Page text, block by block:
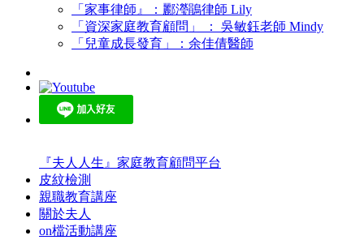
「家事律師』：酈瀅鵑律師 Lily
「資深家庭教育顧問」 ： 吳敏鈺老師 Mindy
「兒童成長發育」：余佳倩醫師
『夫人人生』家庭教育顧問平台
皮紋檢測
親職教育講座
關於夫人
on檔活動講座